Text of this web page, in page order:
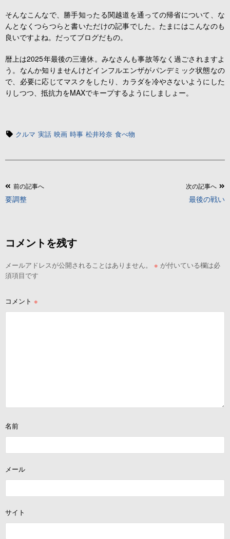
そんなこんなで、勝手知ったる関越道を通っての帰省について、な
んとなくつらつらと書いただけの記事でした。たまにはこんなのも
良いですよね。だってブログだもの。
暦上は2025年最後の三連休。みなさんも事故等なく過ごされますよ
う。なんか知りませんけどインフルエンザがパンデミック状態なの
で、必要に応じてマスクをしたり、カラダを冷やさないようにした
りしつつ、抵抗力をMAXでキープするようにしましょー。
タ クルマ 実話 映画 時事 松井玲奈 食べ物
投
稿
ゲ
ー
シ
ン
前の記事へ
要調整
次の記事へ
最後の戦い
コメントを残す
メールアドレスが公開されることはありません。 ※ が付いている欄は必
須項目です
コメント ※
名前
メール
サイト